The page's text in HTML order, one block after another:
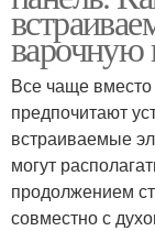
варочную
Все чаще вместо
предпочитают
встраиваемые
могут
продолжением
совместно с